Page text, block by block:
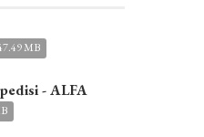
MB
- ALFA